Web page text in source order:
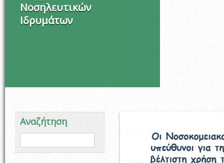
Νοσηλευτικών
Ιδρυμάτων
Αναζήτηση
Φόρμα αναζήτησης